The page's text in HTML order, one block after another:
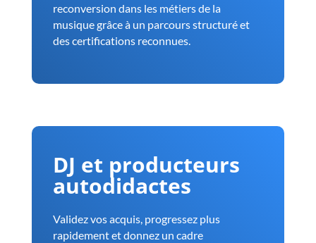
reconversion dans les métiers de la
musique grâce à un parcours structuré et
des certifications reconnues.
DJ et producteurs
autodidactes
Validez vos acquis, progressez plus
rapidement et donnez un cadre